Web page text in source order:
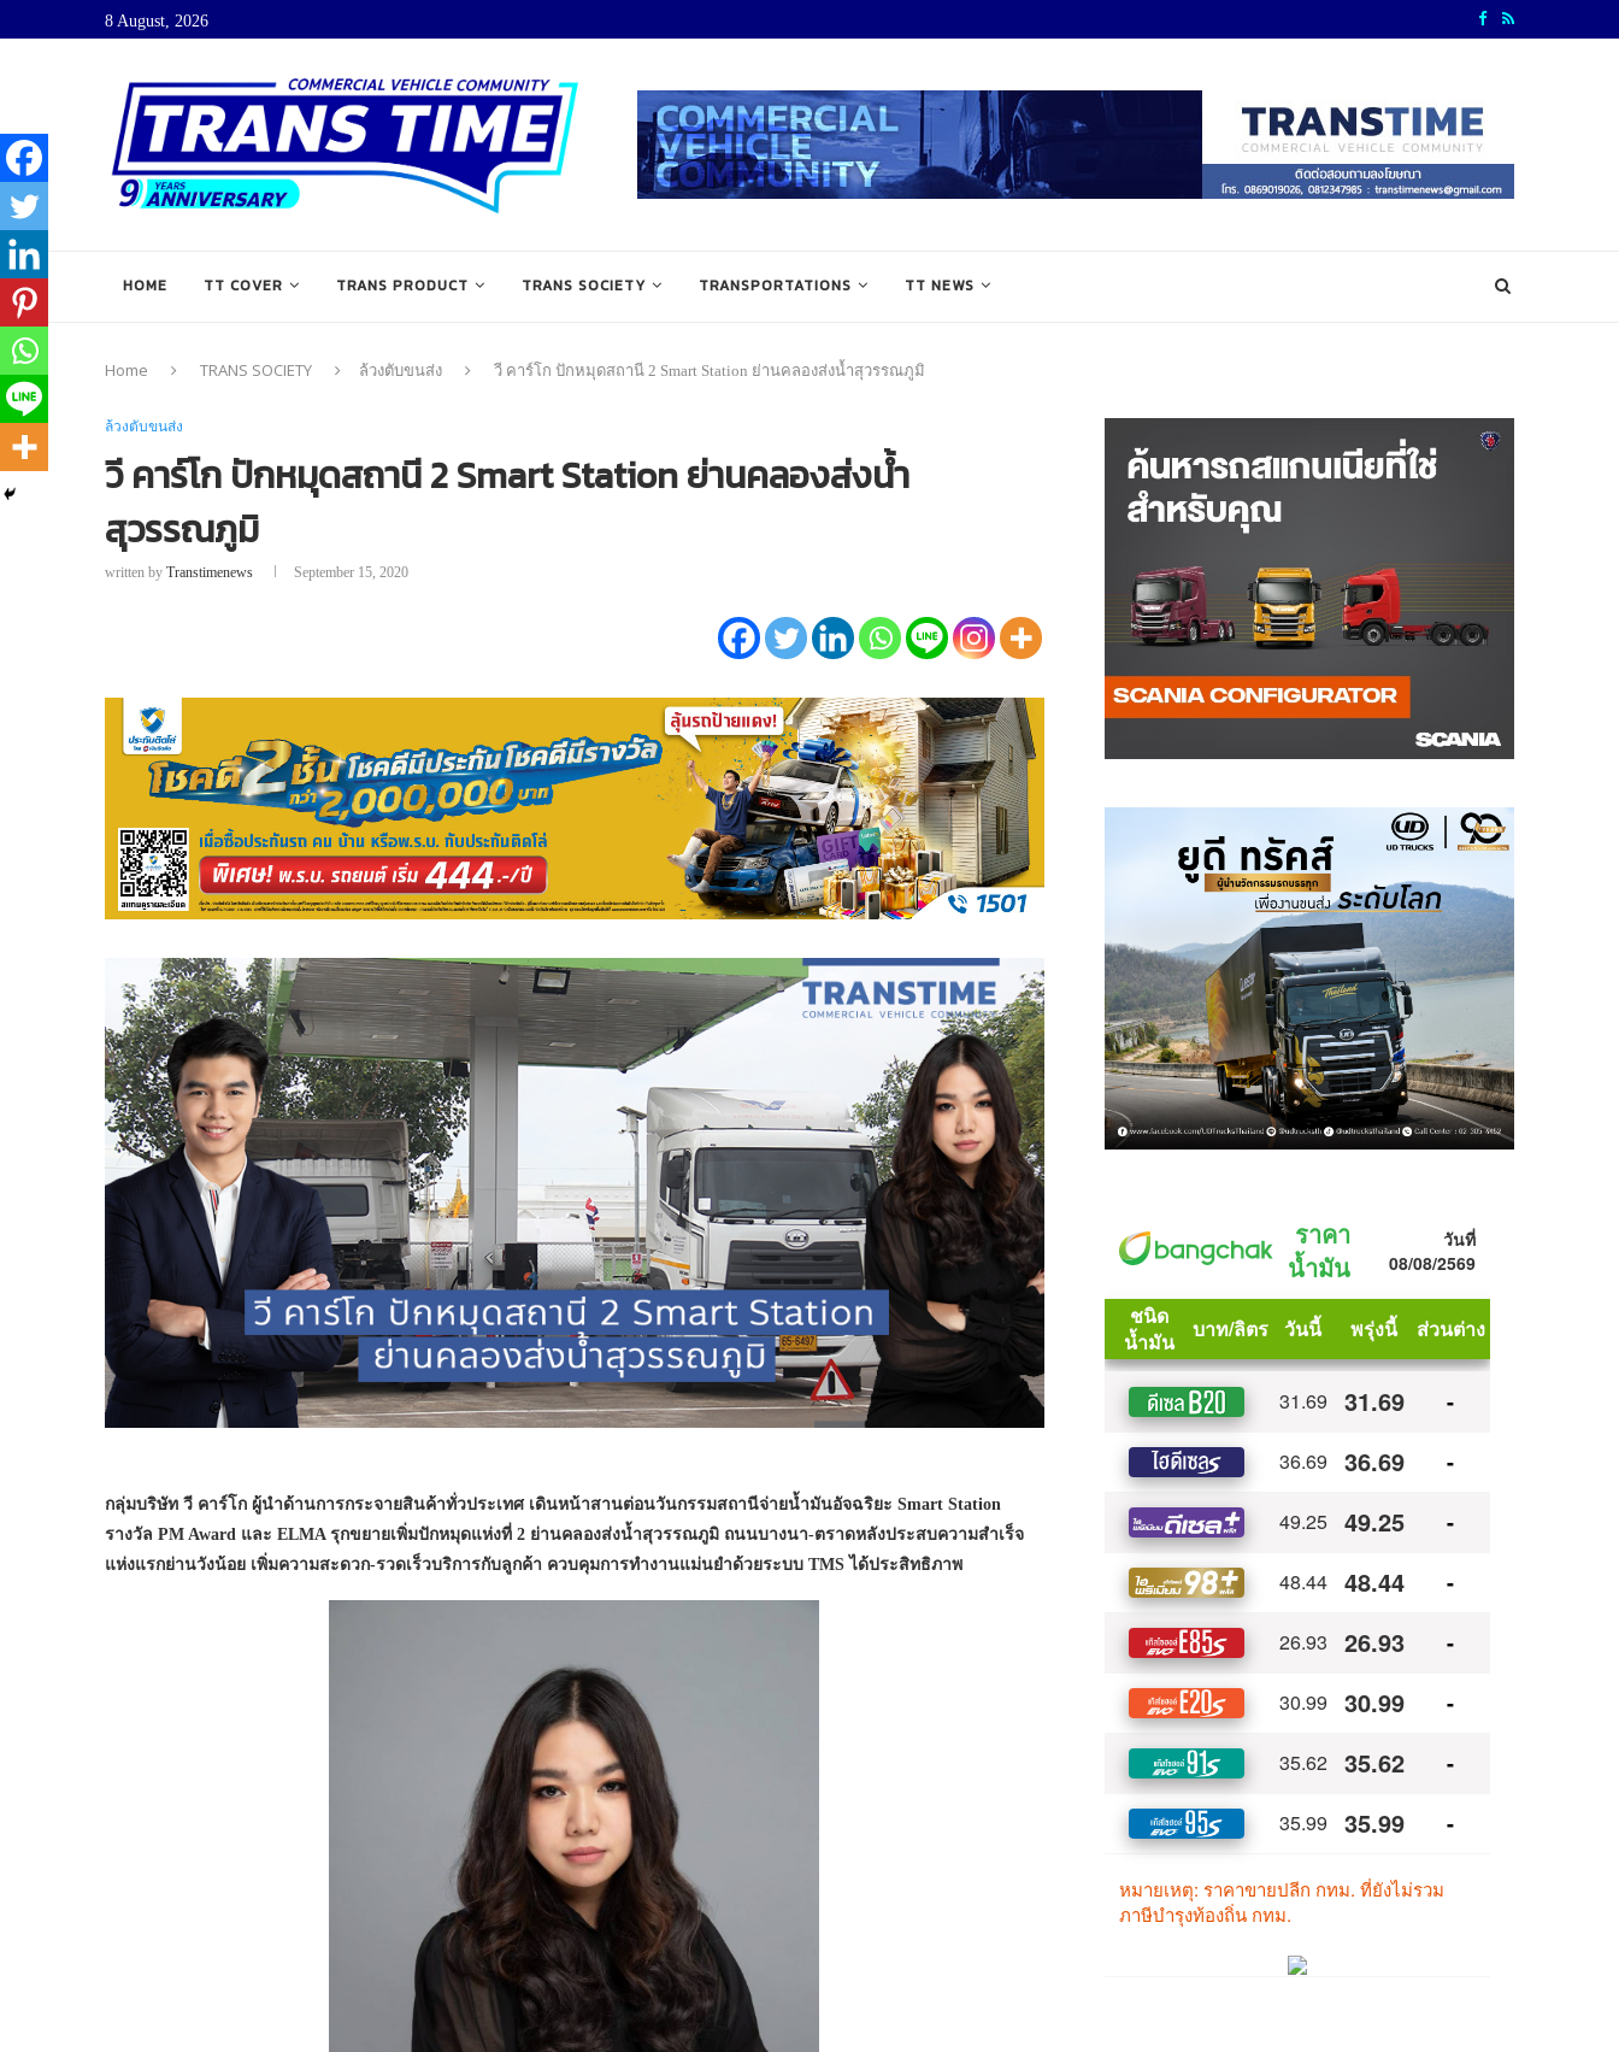
8 August, 2026
HOME TT COVER TRANS PRODUCT TRANS SOCIETY TRANSPORTATIONS TT NEWS
Home TRANS SOCIETY ล้วงตับขนส่ง วี คาร์โก ปักหมุดสถานี 2 Smart Station ย่านคลองส่งน้ำสุวรรณภูมิ
ล้วงตับขนส่ง
วี คาร์โก ปักหมุดสถานี 2 Smart Station ย่านคลองส่งน้ำ
สุวรรณภูมิ
written by Transtimenews September 15, 2020
กลุ่มบริษัท วี คาร์โก ผู้นำด้านการกระจายสินค้าทั่วประเทศ เดินหน้าสานต่อนวันกรรมสถานีจ่ายน้ำมันอัจฉริยะ Smart Station
รางวัล PM Award และ ELMA รุกขยายเพิ่มปักหมุดแห่งที่ 2 ย่านคลองส่งน้ำสุวรรณภูมิ ถนนบางนา-ตราดหลังประสบความสำเร็จ
แห่งแรกย่านวังน้อย เพิ่มความสะดวก-รวดเร็วบริการกับลูกค้า ควบคุมการทำงานแม่นยำด้วยระบบ TMS ได้ประสิทธิภาพ